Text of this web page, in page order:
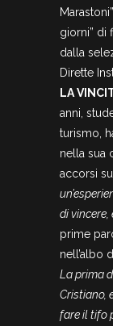
giorni” di
dalla
Dirette
LA
anni,
turismo,
nella sua
accorsi
di
prime
nell’albo
La prima
Cristiano,
fare il tifo